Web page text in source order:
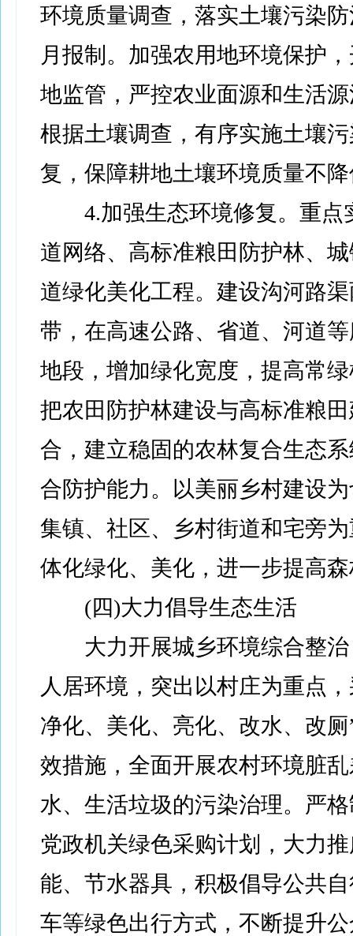
环境质量调查，落实土壤污染
月报制。加强农用地环境保护
地监管，严控农业面源和生活
根据土壤调查，有序实施土壤
复，保障耕地土壤环境质量不
4.加强生态环境修复。重点
道网络、高标准粮田防护林、
道绿化美化工程。建设沟河路
带，在高速公路、省道、河道
地段，增加绿化宽度，提高常
把农田防护林建设与高标准粮
合，建立稳固的农林复合生态
合防护能力。以美丽乡村建设
集镇、社区、乡村街道和宅旁
体化绿化、美化，进一步提高
(四)大力倡导生态生活
大力开展城乡环境综合整治
人居环境，突出以村庄为重点
净化、美化、亮化、改水、改
效措施，全面开展农村环境脏
水、生活垃圾的污染治理。严
党政机关绿色采购计划，大力
能、节水器具，积极倡导公共
车等绿色出行方式，不断提升